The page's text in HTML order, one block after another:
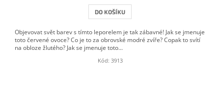
DO KOŠÍKU
Objevovat svět barev s tímto leporelem je tak zábavné! Jak se jmenuje
toto červené ovoce? Co je to za obrovské modré zvíře? Copak to svítí
na obloze žlutého? Jak se jmenuje toto...
Kód: 3913